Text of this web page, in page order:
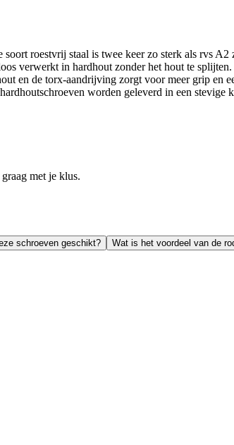
roestvrij staal is twee keer zo sterk als rvs
verwerkt in hardhout zonder het hout te
en de torx-aandrijving zorgt voor meer grip
worden geleverd in een stevige
met je klus.
schroeven geschikt? Wat is het voordeel van de